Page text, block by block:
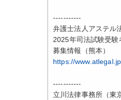
-----------
弁護士法人アステル
2025年司法試験受験
募集情報（熊本）
https://
-----------
立川法律事務所（東